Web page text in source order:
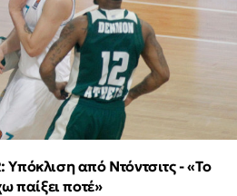
από Ντόντσιτς - «Το
παίξει ποτέ»